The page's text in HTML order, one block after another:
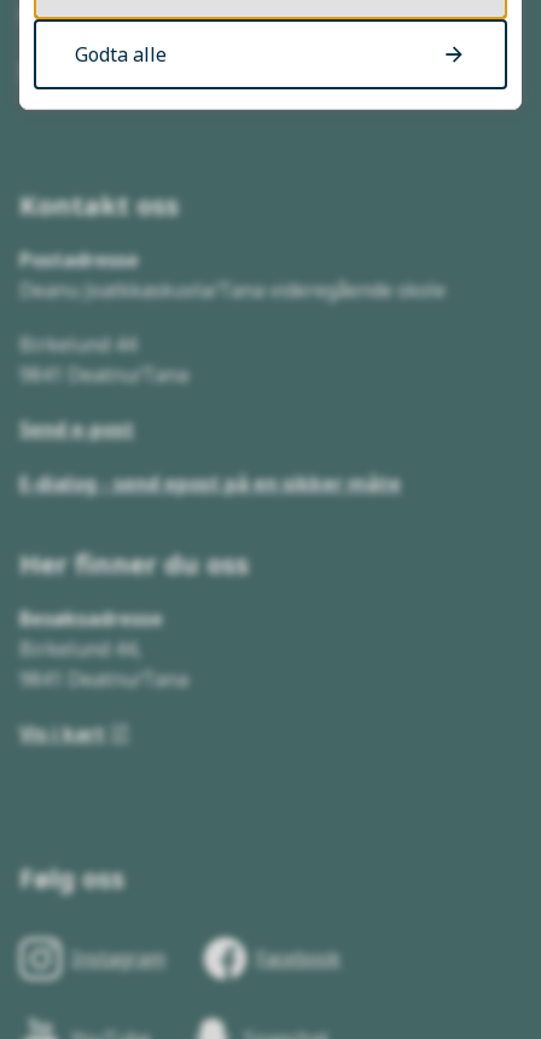
Mandag–fredag kl. 08:00–15:30
Send faktura
Kontakt oss
Postadresse
Deanu Joatkkaskuvla/Tana videregående skole
Birkelund 44
9841 Deatnu/Tana
Send e-post
E-dialog - send epost på en sikker måte
Her finner du oss
Besøksadresse
Birkelund 44,
9841 Deatnu/Tana
Vis i kart
Følg oss
Instagram Facebook
Godta alle